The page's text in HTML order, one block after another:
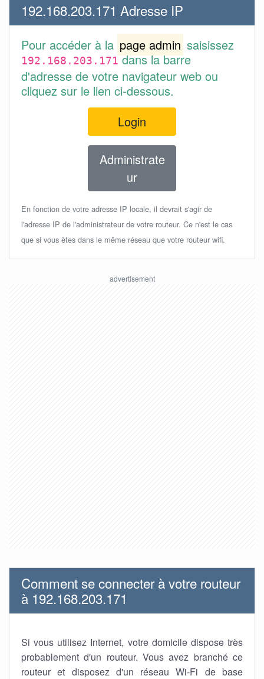
192.168.203.171 Adresse IP
Pour accéder à la page admin saisissez
192.168.203.171dans la barre
d'adresse de votre navigateur web ou
cliquez sur le lien ci-dessous.
Login
Administrate
ur
En fonction de votre adresse IP locale, il devrait s'agir de
l'adresse IP de l'administrateur de votre routeur. Ce n'est le cas
que si vous êtes dans le même réseau que votre routeur wifi.
Comment se connecter à votre routeur
à 192.168.203.171
Si vous utilisez Internet, votre domicile dispose très
probablement d'un routeur. Vous avez branché ce
routeur et disposez d'un réseau Wi-Fi de base